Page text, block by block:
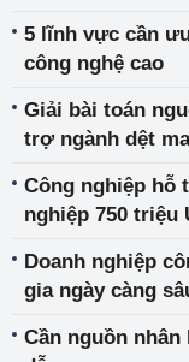
5 lĩnh vực cần
công nghệ cao
Giải bài toán
trợ ngành dệt
Công nghiệp hỗ
nghiệp 750 triệu
Doanh nghiệp
gia ngày càng
Cần nguồn